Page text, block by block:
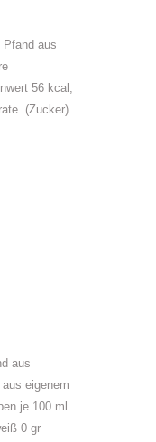
aus
56 kcal,
(Zucker)
aus
eigenem
je 100 ml
0 gr